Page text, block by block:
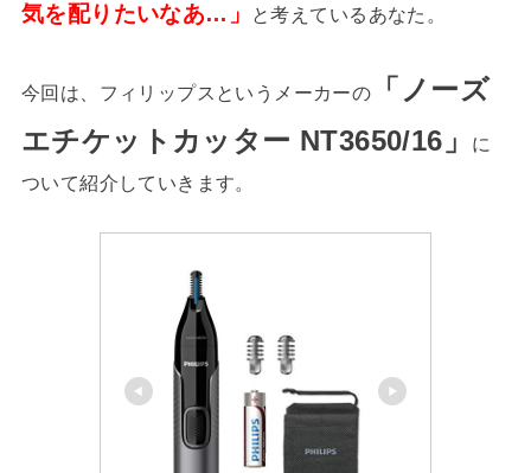
気を配りたいなあ…」
と考えているあなた。
今回は、フィリップスというメーカーの
「ノーズ
エチケットカッター NT3650/16」
に
ついて紹介していきます。